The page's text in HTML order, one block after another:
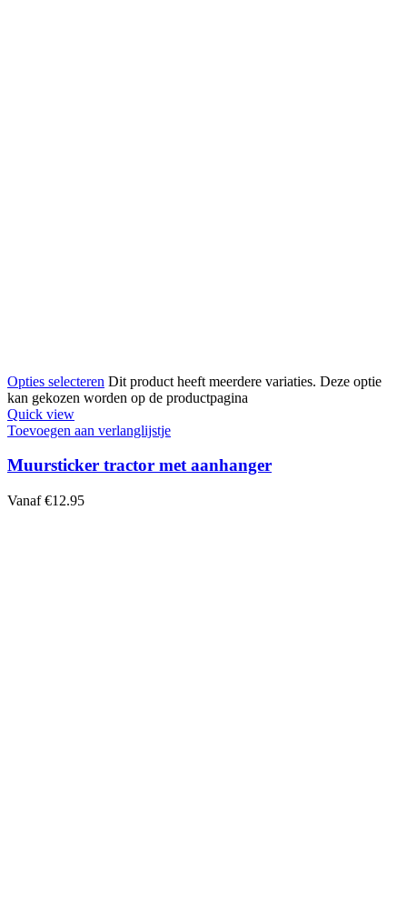
Opties selecteren Dit product heeft meerdere variaties. Deze optie
kan gekozen worden op de productpagina
Quick view
Toevoegen aan verlanglijstje
Muursticker tractor met aanhanger
Vanaf €12.95